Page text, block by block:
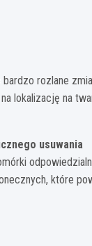
rozlane
lokalizację na
usuwania
które